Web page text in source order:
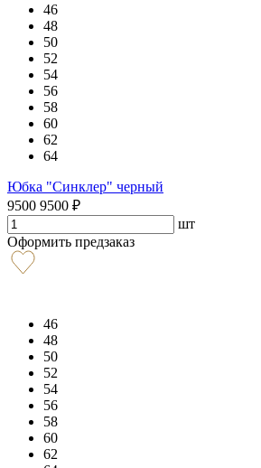
46
48
50
52
54
56
58
60
62
64
Юбка "Синклер" черный
9500 9500 ₽
шт
Оформить предзаказ
46
48
50
52
54
56
58
60
62